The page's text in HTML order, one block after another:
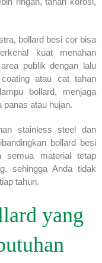
bollard besi cor bisa
kuat menahan
publik dengan lalu
atau cat tahan
bollard, menjaga
atau hujan.
stainless steel dan
bollard besi
semua material tetap
sehingga Anda tidak
tahun.
yang